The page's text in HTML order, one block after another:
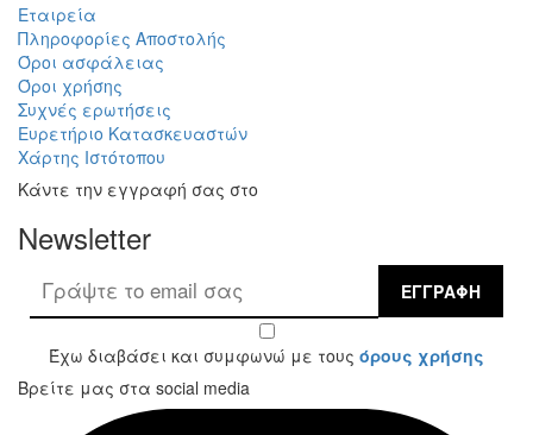
Εταιρεία
Πληροφορίες Αποστολής
Όροι ασφάλειας
Όροι χρήσης
Συχνές ερωτήσεις
Ευρετήριο Κατασκευαστών
Χάρτης Ιστότοπου
Κάντε την εγγραφή σας στο
Newsletter
ΕΓΓΡΑΦΉ
Έχω διαβάσει και συμφωνώ με τους όρους χρήσης
Βρείτε μας στα social media